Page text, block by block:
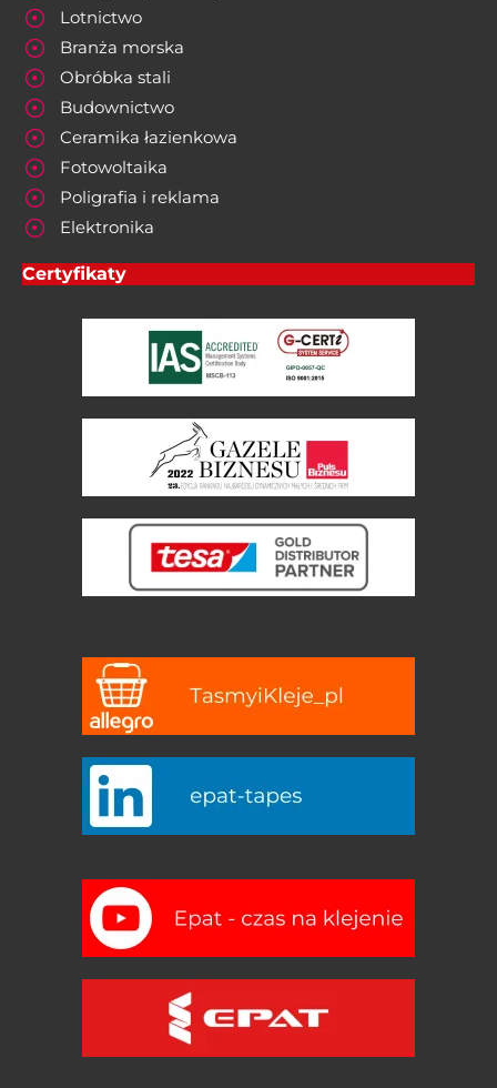
Lotnictwo
Branża morska
Obróbka stali
Budownictwo
Ceramika łazienkowa
Fotowoltaika
Poligrafia i reklama
Elektronika
Certyfikaty